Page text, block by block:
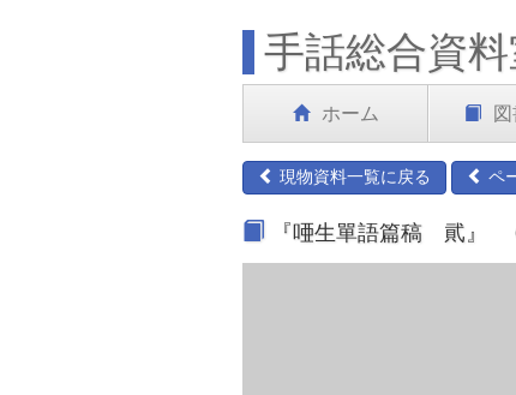
手話総合資料
ホーム
現物資料一覧に戻る ペ
『唖生單語篇稿 貮』